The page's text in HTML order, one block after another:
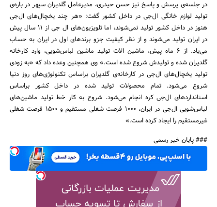
در جلسه‌ی پرسش و پاسخ نیز حسن حیدری، مدیرعامل گلدیران سپهر در باره‌ی
تولید لوازم خانگی ال‌جی در داخل کشور گفت: «هر چند یخچال‌های ال‌جی
هنوز در داخل کشور تولید نمی‌شوند، اما تلویزیون‌های ال جی از 11 سال پیش
در ایران تولید می‌شوند و از نظر کیفیت جزو برندهای اول در ایران به حساب
می‌یاد. از 6 ماه پیش، ماشین الات تولید ماشین لباس‌شویی، وارد کارخانه
گلدیران شده و تولیدش شروع شده است.» وی همچنین وعده داد که «به زودی
تولید یخچال‌های ال‌جی در کارخانه‌ی گلدیران براساس تکنولوژی‌های روز دنیا
شروع می‌شود. تمام محصولات تولید شده در داخل کشور براساس
استانداردهای ال‌جی کره انجام می‌شود. شروع به کار خط تولید ماشین‌های
لباس‌شویی ال‌جی در ایران، 1000 فرصت شغلی مستقیم و 1500 فرصت شغلی
غیرمستقیم را ایجاد کرده است.»
### پایان خبر رسمی